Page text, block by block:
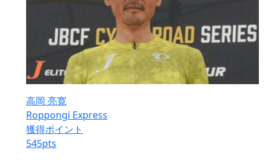
高岡 亮寛
Roppongi Express
獲得ポイント
545pts